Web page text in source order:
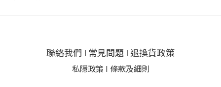
聯絡我們 I 常見問題 I 退換貨政策
私隱政策 I 條款及細則